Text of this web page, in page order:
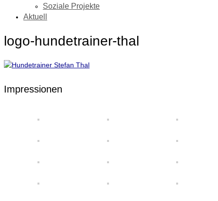
Soziale Projekte
Aktuell
logo-hundetrainer-thal
Impressionen